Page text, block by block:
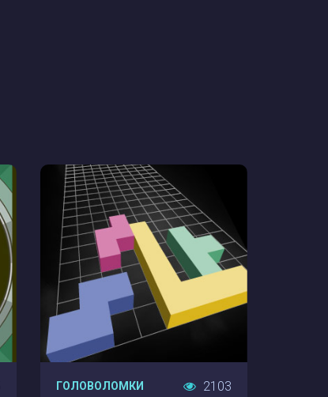
ГОЛОВОЛОМКИ 2103